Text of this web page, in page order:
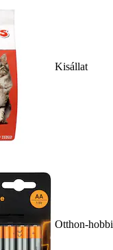
Kisállat
Otthon-hobbi